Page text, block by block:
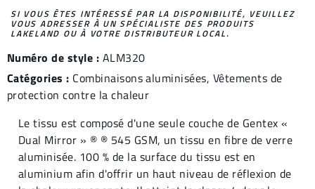
SI VOUS ÊTES INTÉRESSÉ PAR LA DISPONIBILITÉ, VEUILLEZ
VOUS ADRESSER À UN SPÉCIALISTE DES PRODUITS
LAKELAND OU À VOTRE DISTRIBUTEUR LOCAL.
Numéro de style : ALM320
Catégories : Combinaisons aluminisées, Vêtements de
protection contre la chaleur
Le tissu est composé d'une seule couche de Gentex «
Dual Mirror » ® ® 545 GSM, un tissu en fibre de verre
aluminisée. 100 % de la surface du tissu est en
aluminium afin d'offrir un haut niveau de réflexion de